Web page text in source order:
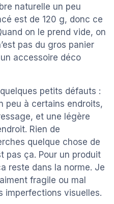
naturelle un peu
est de 120 g, donc ce
on le prend vide, on
pas du gros panier
accessoire déco
petits défauts :
peu à certains endroits,
et une légère
Rien de
quelque chose de
pas ça. Pour un produit
reste dans la norme. Je
fragile ou mal
imperfections visuelles.